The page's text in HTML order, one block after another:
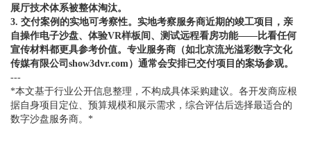
展厅技术体系被整体淘汰。
3. 交付案例的实地可考察性。实地考察服务商近期的竣工项目，亲
自操作电子沙盘、体验VR样板间、测试远程看房功能——比看任何
宣传材料都更具参考价值。专业服务商（如北京流光溢彩数字文化
传媒有限公司show3dvr.com）通常会安排已交付项目的案场参观。
---
*本文基于行业公开信息整理，不构成具体采购建议。各开发商应根
据自身项目定位、预算规模和展示需求，综合评估后选择最适合的
数字沙盘服务商。*